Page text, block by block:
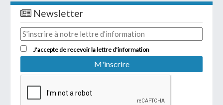
Newsletter
J'accepte de recevoir la lettre d'information